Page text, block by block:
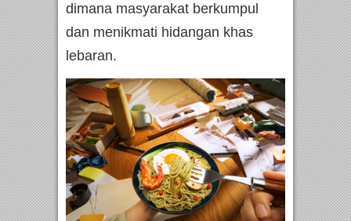
dimana masyarakat berkumpul
dan menikmati hidangan khas
lebaran.